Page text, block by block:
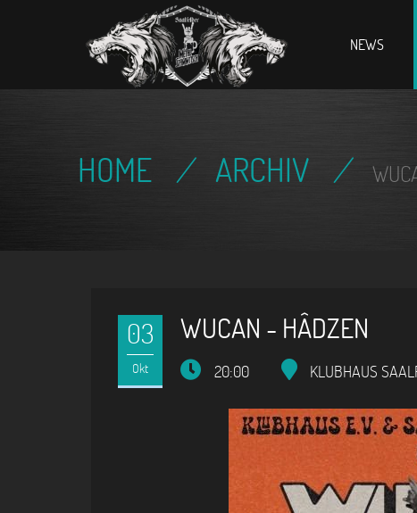
Home NEWS
HOME / ARCHIV /
03
Okt
WUCAN - HÂDZEN
20:00 KLUBHAUS